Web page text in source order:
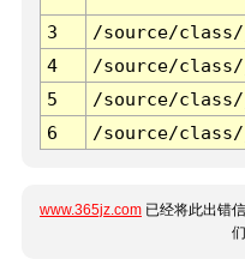
3 /source/
4
/source/
5
/source/
6
/source/
www.365jz.com 已经将此出错